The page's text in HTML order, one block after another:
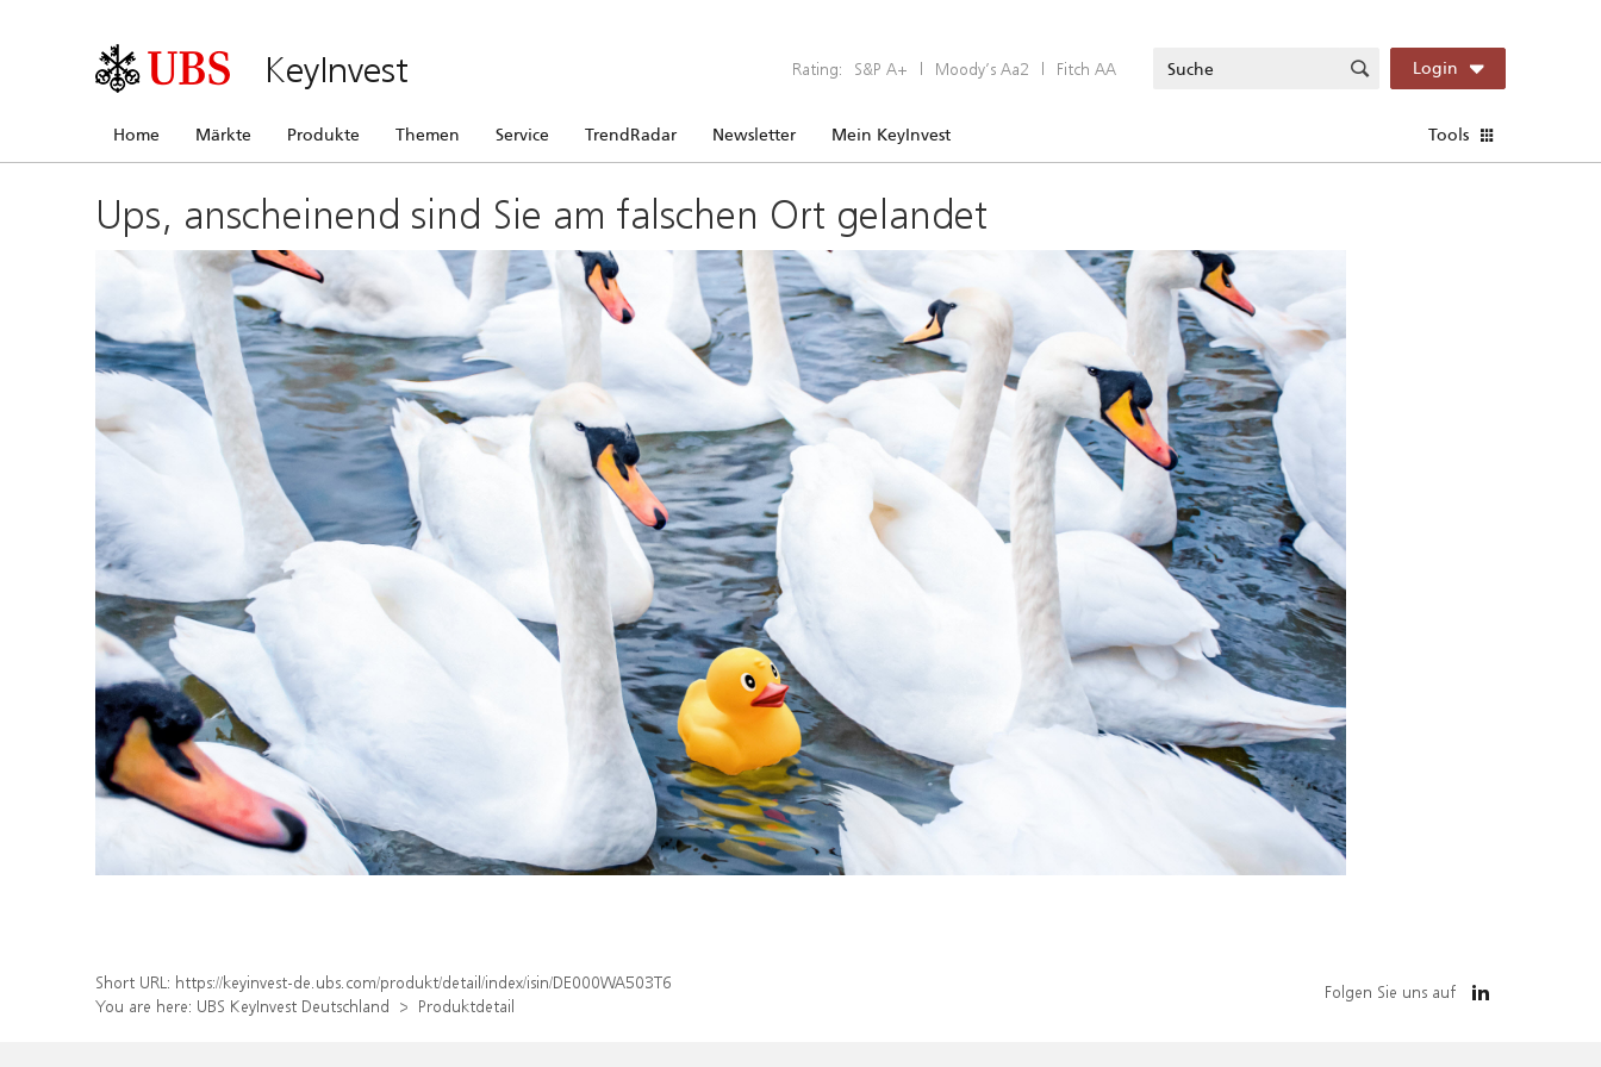
KeyInvest Rating: S&P A+ | Moody’s Aa2 | Fitch AA Login
Home Märkte Produkte Themen Service TrendRadar Newsletter Mein KeyInvest Tools
Ups, anscheinend sind Sie am falschen Ort gelandet
Short URL: https://keyinvest-de.ubs.com/produkt/detail/index/isin/DE000WA503T6
You are here: UBS KeyInvest Deutschland Produktdetail
Folgen Sie uns auf